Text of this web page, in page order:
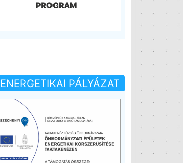
ENERGETIKAI PÁLYÁZAT